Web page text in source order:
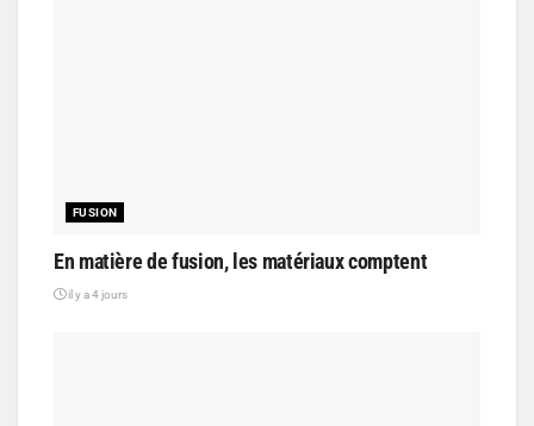
FUSION
En matière de fusion, les matériaux comptent
il y a 4 jours